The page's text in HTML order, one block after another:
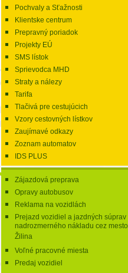
Pochvaly a Sťažnosti
Klientske centrum
Prepravný poriadok
Projekty EÚ
SMS lístok
Sprievodca MHD
Straty a nálezy
Tarifa
Tlačivá pre cestujúcich
Vzory cestovných lístkov
Zaujímavé odkazy
Zoznam automatov
IDS PLUS
Zájazdová preprava
Opravy autobusov
Reklama na vozidlách
Prejazd vozidiel a jazdných súprav
nadrozmerného nákladu cez mesto
Žilina
Voľné pracovné miesta
Predaj vozidiel